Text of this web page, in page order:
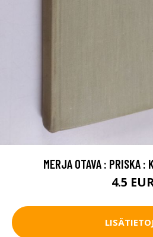
MERJA OTAVA : PRISKA :
4.5